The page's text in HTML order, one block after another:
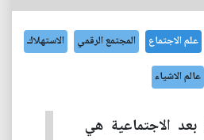
علم الاجتماع المجتمع الرقمي الاستهلاك
عالم الاشياء
بعد الاجتماعية هي